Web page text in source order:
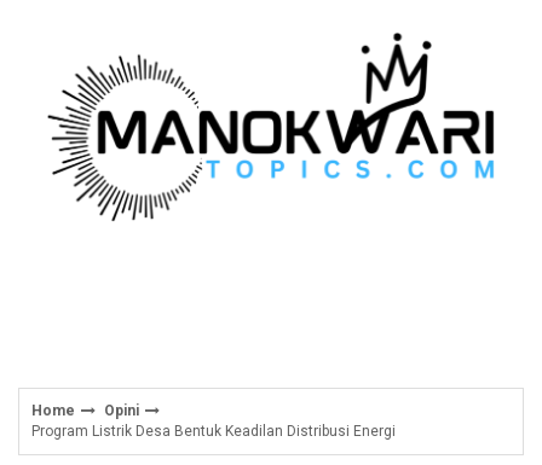
Home
Opini
Program Listrik Desa Bentuk Keadilan Distribusi Energi